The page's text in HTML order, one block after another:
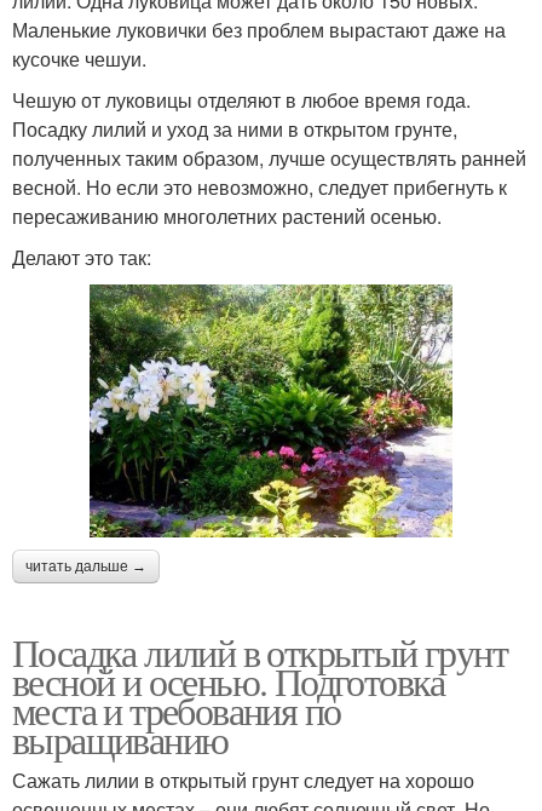
Маленькие луковички без проблем вырастают даже на
кусочке чешуи.
Чешую от луковицы отделяют в любое время года.
Посадку лилий и уход за ними в открытом грунте,
полученных таким образом, лучше осуществлять ранней
весной. Но если это невозможно, следует прибегнуть к
пересаживанию многолетних растений осенью.
Делают это так:
читать дальше →
Посадка лилий в открытый грунт
весной и осенью. Подготовка
места и требования по
выращиванию
Сажать лилии в открытый грунт следует на хорошо